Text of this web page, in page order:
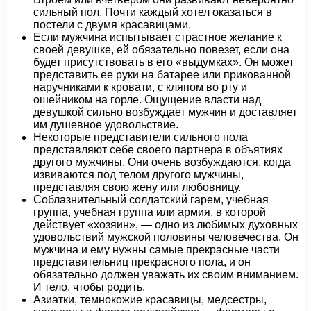
сильный пол. Почти каждый хотел оказаться в
постели с двумя красавицами.
Если мужчина испытывает страстное желание к
своей девушке, ей обязательно повезет, если она
будет присутствовать в его «выдумках». Он может
представить ее руки на батарее или прикованной
наручниками к кровати, с кляпом во рту и
ошейником на горле. Ощущение власти над
девушкой сильно возбуждает мужчин и доставляет
им душевное удовольствие.
Некоторые представители сильного пола
представляют себе своего партнера в объятиях
другого мужчины. Они очень возбуждаются, когда
извиваются под телом другого мужчины,
представляя свою жену или любовницу.
Соблазнительный солдатский гарем, учебная
группа, учебная группа или армия, в которой
действует «хозяин», — одно из любимых духовных
удовольствий мужской половины человечества. Он
мужчина и ему нужны самые прекрасные части
представительниц прекрасного пола, и он
обязательно должен уважать их своим вниманием.
И тело, чтобы родить.
Азиатки, темнокожие красавицы, медсестры,